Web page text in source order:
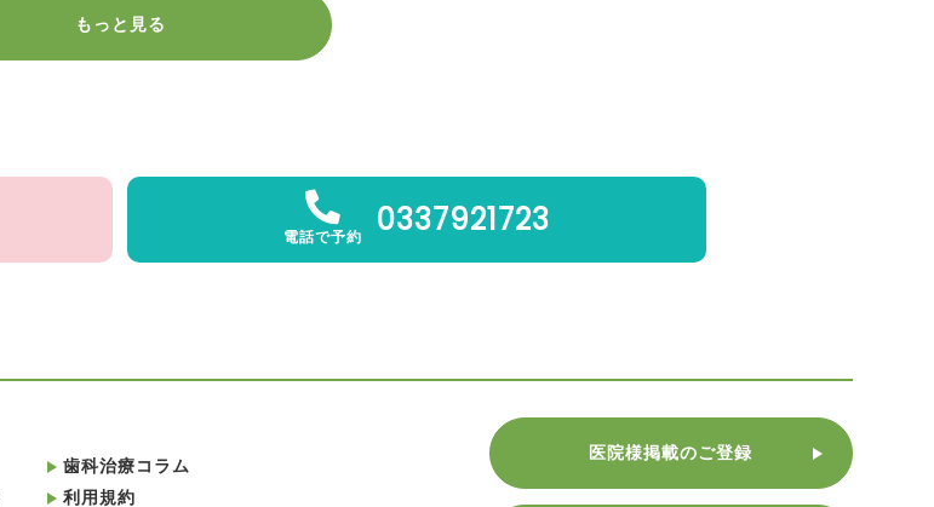
もっと見る
電話で予約 0337921723
歯科治療コラム
利用規約
医院様掲載のご登録